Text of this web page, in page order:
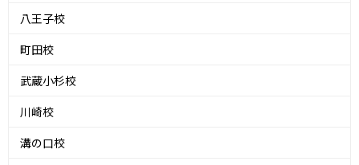
八王子校
町田校
武蔵小杉校
川崎校
溝の口校